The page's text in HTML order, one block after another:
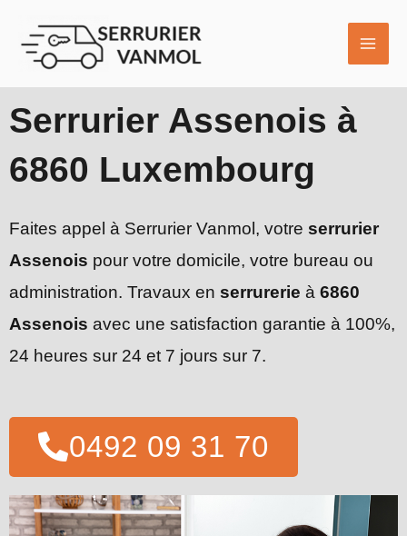
contenu
Serrurier Assenois à
6860 Luxembourg
Faites appel à Serrurier Vanmol, votre serrurier
Assenois pour votre domicile, votre bureau ou
administration. Travaux en serrurerie à 6860
Assenois avec une satisfaction garantie à 100%,
24 heures sur 24 et 7 jours sur 7.
0492 09 31 70